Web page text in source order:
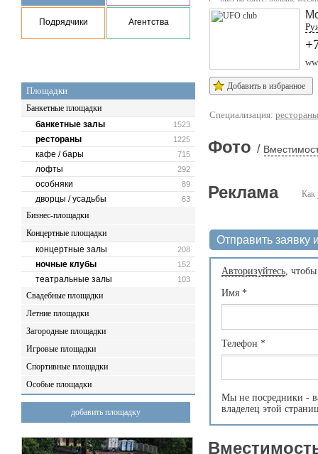
Подрядчики Агентства
Площадки
Банкетные площадки
1523
банкетные залы
1225
рестораны
715
кафе / бары
292
лофты
89
особняки
63
дворцы / усадьбы
Бизнес-площадки
Концертные площадки
208
концертные залы
152
ночные клубы
103
театральные залы
Свадебные площадки
Летние площадки
Загородные площадки
Игровые площадки
Спортивные площадки
Особые площадки
добавить площадку
Добавить в избранное
Специализация: рестораны
Фото /
Как
Реклама
Отправить заявку
Авторизуйтесь,
Имя *
Телефон *
Мы не посредники -
владелец этой